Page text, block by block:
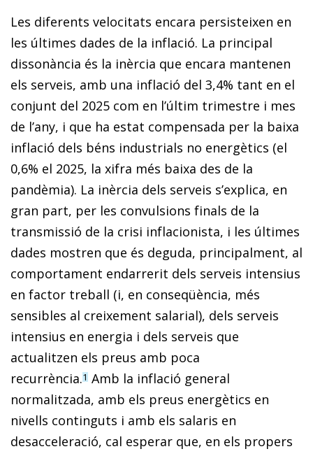
Les diferents velocitats encara persisteixen en
les últimes dades de la inflació. La principal
dissonància és la inèrcia que encara mantenen
els serveis, amb una inflació del 3,4% tant en el
conjunt del 2025 com en l’últim trimestre i mes
de l’any, i que ha estat compensada per la baixa
inflació dels béns industrials no energètics (el
0,6% el 2025, la xifra més baixa des de la
pandèmia). La inèrcia dels serveis s’explica, en
gran part, per les convulsions finals de la
transmissió de la crisi inflacionista, i les últimes
dades mostren que és deguda, principalment, al
comportament endarrerit dels serveis intensius
en factor treball (i, en conseqüència, més
sensibles al creixement salarial), dels serveis
intensius en energia i dels serveis que
actualitzen els preus amb poca
recurrència.1 Amb la inflació general
normalitzada, amb els preus energètics en
nivells continguts i amb els salaris en
desacceleració, cal esperar que, en els propers